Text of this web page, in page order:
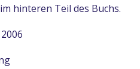
hinteren Teil des Buchs.